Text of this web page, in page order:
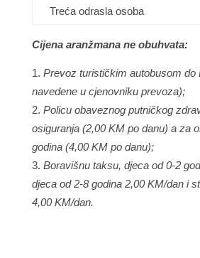
Treća odrasla osoba
Cijena aranžmana ne obuhvata:
Prevoz turističkim autobusom do
navedene u cjenovniku prevoza);
Policu obaveznog putničkog
osiguranja (2,00 KM po danu) a za
godina (4,00 KM po danu);
Boravišnu taksu, djeca od 0-2
djeca od 2-8 godina 2,00 KM/dan i
4,00 KM/dan.